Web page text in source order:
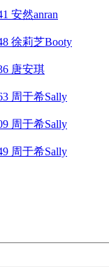
安然anran
徐莉芝Booty
唐安琪
周于希Sally
周于希Sally
周于希Sally